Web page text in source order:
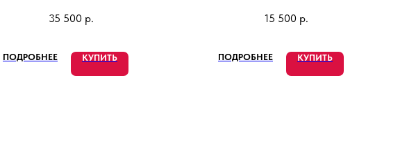
Сделано в Италии
35 500 р.
ПОДРОБНЕЕ КУПИТЬ
15 500 р.
ПОДРОБНЕЕ КУПИТЬ